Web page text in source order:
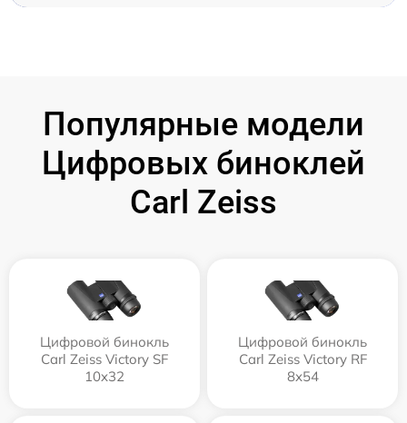
Популярные модели
Цифровых биноклей
Carl Zeiss
Цифровой бинокль
Carl Zeiss Victory SF
10x32
Цифровой бинокль
Carl Zeiss Victory RF
8x54